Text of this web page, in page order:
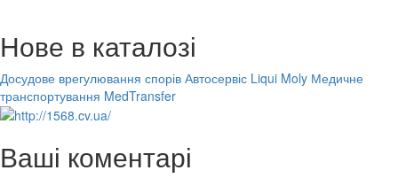
Нове в каталозі
Досудове врегулювання спорів Автосервіс Liqui Moly Медичне
транспортування MedTransfer
Ваші коментарі